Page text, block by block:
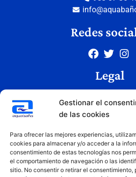
Gestionar el
de las cookies
Para ofrecer las mejores experiencias,
cookies para almacenar y/o acceder a la
consentimiento de estas tecnologías nos
el comportamiento de navegación o las
sitio. No consentir o retirar el consentimiento,
Redes
Legal
Política de
Condiciones de
Copyright © 2026 Aquabaño | Todos